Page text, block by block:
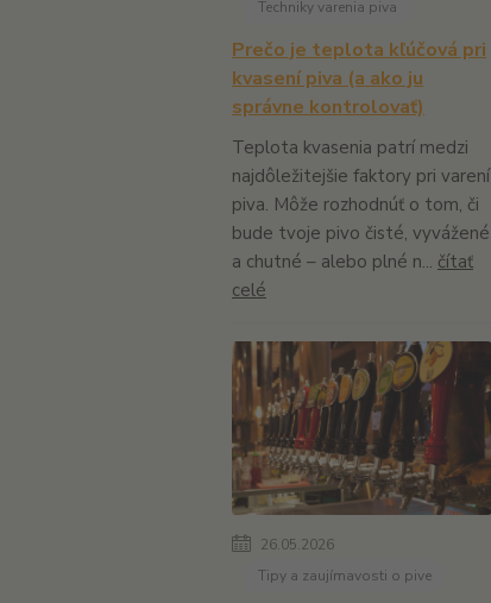
Techniky varenia piva
Prečo je teplota kľúčová pri
kvasení piva (a ako ju
správne kontrolovať)
Teplota kvasenia patrí medzi
najdôležitejšie faktory pri varení
piva. Môže rozhodnúť o tom, či
bude tvoje pivo čisté, vyvážené
a chutné – alebo plné n... čítať
celé
26.05.2026
Tipy a zaujímavosti o pive